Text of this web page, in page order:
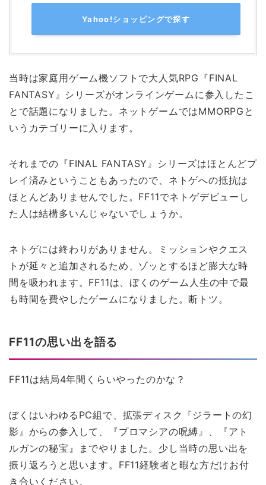
Yahoo!ショッピングで探す
当時は家庭用ゲーム機ソフトで大人気RPG『FINAL
FANTASY』シリーズがオンラインゲームに参入したこ
とで話題になりました。ネットゲームではMMORPGと
いうカテゴリーに入ります。
それまでの『FINAL FANTASY』シリーズはほとんどプ
レイ済みということもあったので、ネトゲへの抵抗は
ほとんどありませんでした。FF11でネトゲデビューし
た人は結構多いんじゃないでしょうか。
ネトゲには終わりがありません。ミッションやクエス
トが延々と追加されるため、ゾッとするほど膨大な時
間を吸われます。FF11は、ぼくのゲーム人生の中で最
も時間を費やしたゲームになりました。断トツ。
FF11の思い出を語る
FF11は結局4年間くらいやったのかな？
ぼくはいわゆるPC組で、拡張ディスク『ジラートの幻
影』からの参入して、『プロマシアの呪縛』、『アト
ルガンの秘宝』までやりました。少し当時の思い出を
振り返ろうと思います。FF11経験者と暇な方だけお付
き合いください。